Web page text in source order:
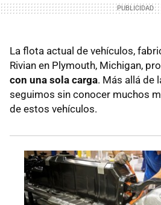
La flota actual de vehículos,
Rivian en Plymouth, Michigan,
con una sola carga. Más allá de
seguimos sin conocer muchos
de estos vehículos.